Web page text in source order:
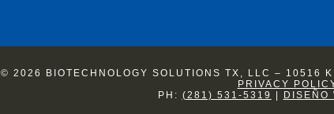
© 2026 BIOTECHNOLOGY SOLUTIONS TX, LLC – 10516
PRIVACY
PH: (281) 531-5319 DISEÑO